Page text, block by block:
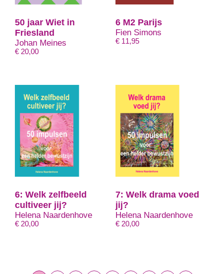
50 jaar Wiet in
Friesland
Johan Meines
€ 20,00
6 M2 Parijs
Fien Simons
€ 11,95
6: Welk zelfbeeld
cultiveer jij?
Helena Naardenhove
€ 20,00
7: Welk drama voed
jij?
Helena Naardenhove
€ 20,00